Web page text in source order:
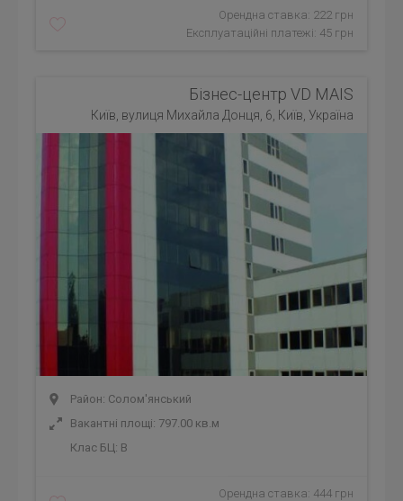
Орендна ставка: 222 грн
Експлуатаційні платежі: 45 грн
Бізнес-центр VD MAIS
Київ, вулиця Михайла Донця, 6, Київ, Україна
Район: Солом'янський
Вакантні площі: 797.00 кв.м
Клас БЦ: B
Орендна ставка: 444 грн